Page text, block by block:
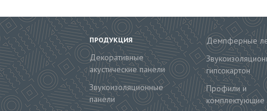
ПРОДУКЦИЯ
Декоративные
акустические панели
Звукоизоляционные
панели
Демпферные
гипсокартон
Профили и
комплектующие